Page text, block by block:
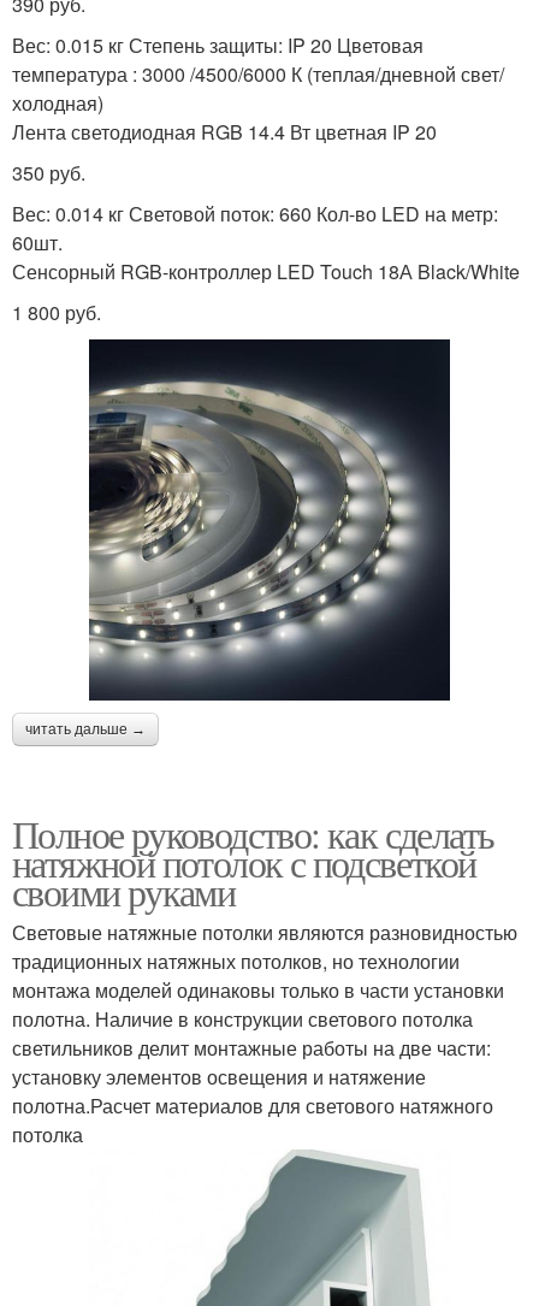
Вес: 0.015 кг Степень защиты: IP 20 Цветовая
температура : 3000 /4500/6000 К (теплая/дневной свет/
холодная)
Лента светодиодная RGB 14.4 Вт цветная IP 20
350 руб.
Вес: 0.014 кг Световой поток: 660 Кол-во LED на метр:
60шт.
Сенсорный RGB-контроллер LED Touch 18А Black/White
1 800 руб.
читать дальше →
Полное руководство: как сделать
натяжной потолок с подсветкой
своими руками
Световые натяжные потолки являются разновидностью
традиционных натяжных потолков, но технологии
монтажа моделей одинаковы только в части установки
полотна. Наличие в конструкции светового потолка
светильников делит монтажные работы на две части:
установку элементов освещения и натяжение
полотна.Расчет материалов для светового натяжного
потолка